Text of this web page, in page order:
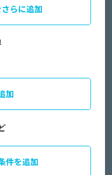
らに追加
加
件を追加